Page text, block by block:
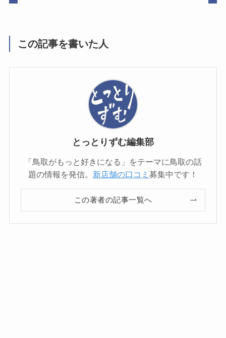
この記事を書いた人
とっとりずむ編集部
「鳥取がもっと好きになる」をテーマに鳥取の話
題の情報を発信。 新店舗の口コミ 募集中です！
この著者の記事一覧へ